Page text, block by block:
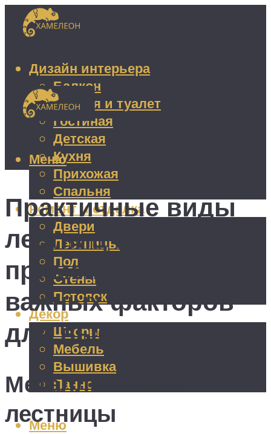
Дизайн интерьера
Балкон
Ванная и туалет
Гостиная
Детская
Кухня
Прихожая
Спальня
Ремонт и отделка
Двери
Лестницы
Пол
Стены
Потолок
Декор
Шторы
Мебель
Вышивка
Панно
Меню
Меню
Практичные виды
лестниц и их
применение: 7
важных факторов
для выбора
Металлические
лестницы